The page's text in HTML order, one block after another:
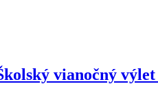
vianočný